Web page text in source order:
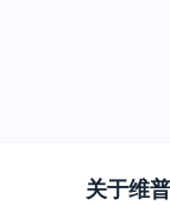
关于维普